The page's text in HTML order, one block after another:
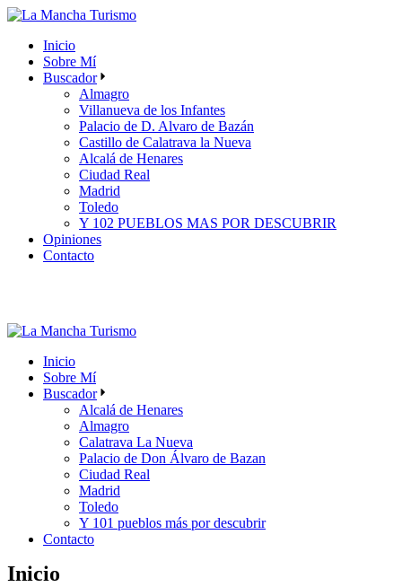
Skip
content
Inicio
Sobre Mí
Buscador
Almagro
Villanueva de los Infantes
Palacio de D. Alvaro de Bazán
Castillo de Calatrava la Nueva
Alcalá de Henares
Ciudad Real
Madrid
Toledo
Y 102 PUEBLOS MAS POR DESCUBRIR
Opiniones
Contacto
Inicio
Sobre Mí
Buscador
Alcalá de Henares
Almagro
Calatrava La Nueva
Palacio de Don Álvaro de Bazan
Ciudad Real
Madrid
Toledo
Y 101 pueblos más por descubrir
Contacto
Inicio